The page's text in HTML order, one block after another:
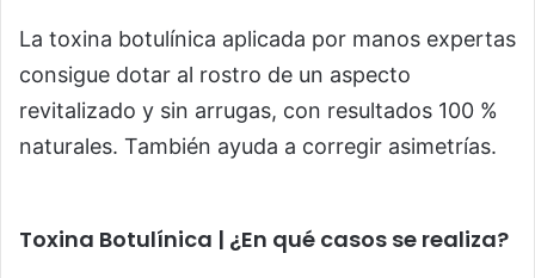
La toxina botulínica aplicada por manos expertas
consigue dotar al rostro de un aspecto
revitalizado y sin arrugas, con resultados 100 %
naturales. También ayuda a corregir asimetrías.
Toxina Botulínica | ¿En qué casos se realiza?